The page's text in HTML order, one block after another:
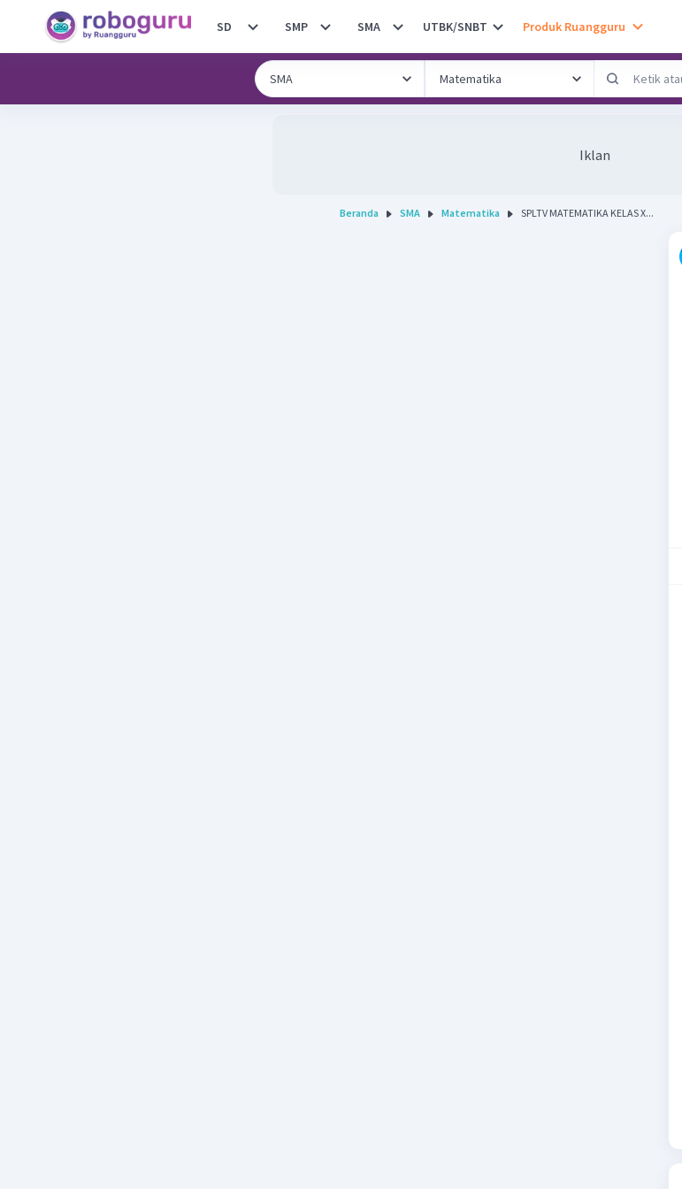
SD SMP SMA UTBK/SNBT Produk Ruangguru
Iklan
Beranda SMA Matematika SPLTV MATEMATIKA KELAS X...